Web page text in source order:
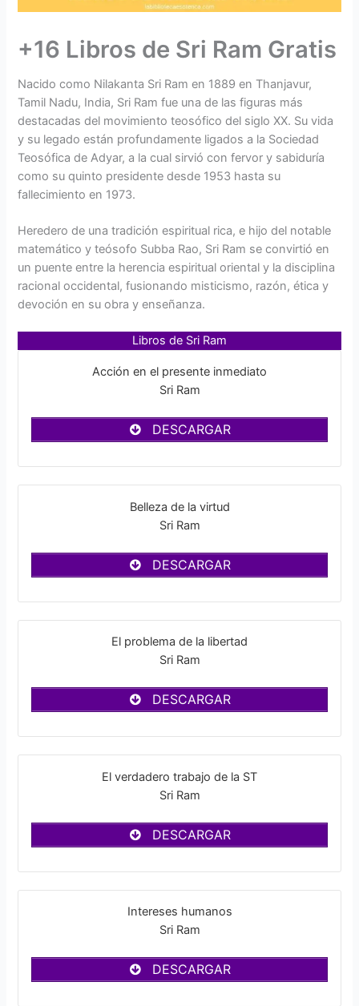
+16 Libros de Sri Ram Gratis
Nacido como Nilakanta Sri Ram en 1889 en Thanjavur,
Tamil Nadu, India, Sri Ram fue una de las figuras más
destacadas del movimiento teosófico del siglo XX. Su vida
y su legado están profundamente ligados a la Sociedad
Teosófica de Adyar, a la cual sirvió con fervor y sabiduría
como su quinto presidente desde 1953 hasta su
fallecimiento en 1973.
Heredero de una tradición espiritual rica, e hijo del notable
matemático y teósofo Subba Rao, Sri Ram se convirtió en
un puente entre la herencia espiritual oriental y la disciplina
racional occidental, fusionando misticismo, razón, ética y
devoción en su obra y enseñanza.
Libros de Sri Ram
Acción en el presente inmediato
Sri Ram
DESCARGAR
Belleza de la virtud
Sri Ram
DESCARGAR
El problema de la libertad
Sri Ram
DESCARGAR
El verdadero trabajo de la ST
Sri Ram
DESCARGAR
Intereses humanos
Sri Ram
DESCARGAR